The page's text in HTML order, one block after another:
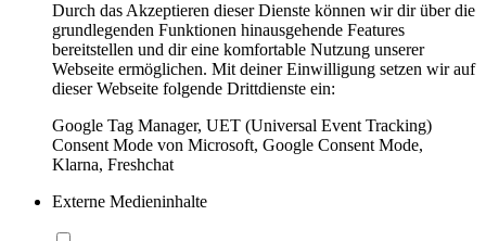
Durch das Akzeptieren dieser Dienste können wir dir über die
grundlegenden Funktionen hinausgehende Features
bereitstellen und dir eine komfortable Nutzung unserer
Webseite ermöglichen. Mit deiner Einwilligung setzen wir auf
dieser Webseite folgende Drittdienste ein:
Google Tag Manager, UET (Universal Event Tracking)
Consent Mode von Microsoft, Google Consent Mode,
Klarna, Freshchat
Externe Medieninhalte